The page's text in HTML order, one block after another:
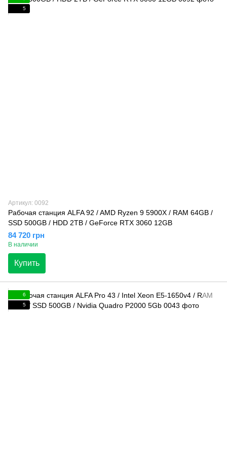
5
Артикул: 0092
Рабочая станция ALFA 92 / AMD Ryzen 9 5900X / RAM 64GB /
SSD 500GB / HDD 2TB / GeForce RTX 3060 12GB
84 720 грн
В наличии
Купить
6
5